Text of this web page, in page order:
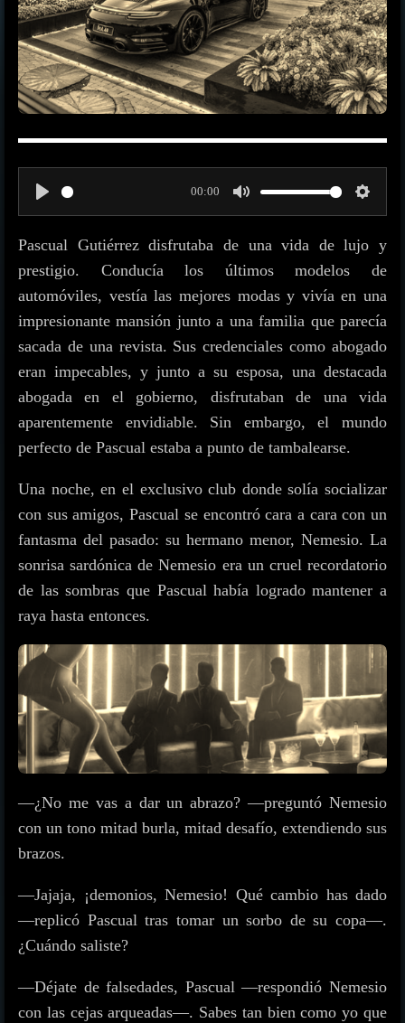
P
l
a
y
00:00
M
u
t
e
S
e
t
i
n
g
s
Pascual Gutiérrez disfrutaba de una vida de lujo y
prestigio. Conducía los últimos modelos de
automóviles, vestía las mejores modas y vivía en una
impresionante mansión junto a una familia que parecía
sacada de una revista. Sus credenciales como abogado
eran impecables, y junto a su esposa, una destacada
abogada en el gobierno, disfrutaban de una vida
aparentemente envidiable. Sin embargo, el mundo
perfecto de Pascual estaba a punto de tambalearse.
Una noche, en el exclusivo club donde solía socializar
con sus amigos, Pascual se encontró cara a cara con un
fantasma del pasado: su hermano menor, Nemesio. La
sonrisa sardónica de Nemesio era un cruel recordatorio
de las sombras que Pascual había logrado mantener a
raya hasta entonces.
—¿No me vas a dar un abrazo? —preguntó Nemesio
con un tono mitad burla, mitad desafío, extendiendo sus
brazos.
—Jajaja, ¡demonios, Nemesio! Qué cambio has dado
—replicó Pascual tras tomar un sorbo de su copa—.
¿Cuándo saliste?
—Déjate de falsedades, Pascual —respondió Nemesio
con las cejas arqueadas—. Sabes tan bien como yo que